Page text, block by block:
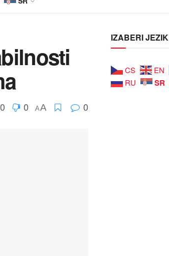
0 0 AA 0
IZABERI JEZIK
CS EN
RU
SR